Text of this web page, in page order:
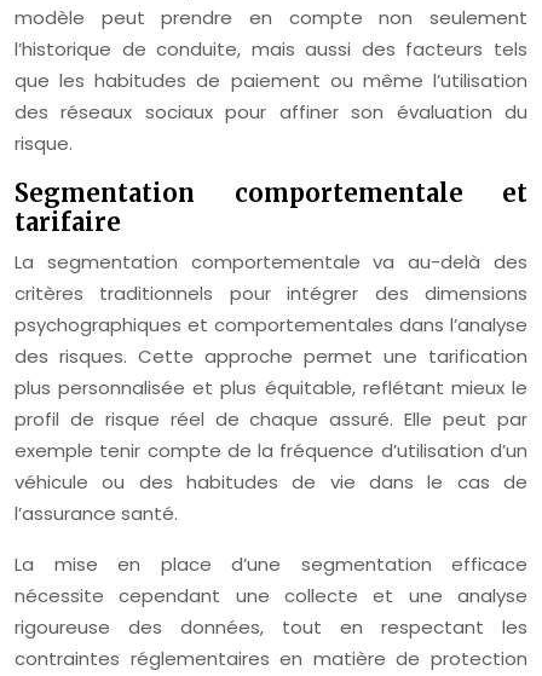
modèle peut prendre en compte non seulement
l’historique de conduite, mais aussi des facteurs tels
que les habitudes de paiement ou même l’utilisation
des réseaux sociaux pour affiner son évaluation du
risque.
Segmentation comportementale et
tarifaire
La segmentation comportementale va au-delà des
critères traditionnels pour intégrer des dimensions
psychographiques et comportementales dans l’analyse
des risques. Cette approche permet une tarification
plus personnalisée et plus équitable, reflétant mieux le
profil de risque réel de chaque assuré. Elle peut par
exemple tenir compte de la fréquence d’utilisation d’un
véhicule ou des habitudes de vie dans le cas de
l’assurance santé.
La mise en place d’une segmentation efficace
nécessite cependant une collecte et une analyse
rigoureuse des données, tout en respectant les
contraintes réglementaires en matière de protection